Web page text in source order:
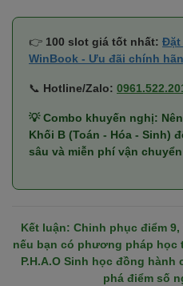
👉 100 slot giá tốt nhất: Đặt
WinBook - Ưu đãi chính
📞 Hotline/Zalo:
💡 Combo khuyến nghị:
Khối B (Toán - Hóa - Sinh)
sâu và miễn phí vận
Kết luận: Chinh phục điểm
nếu bạn có phương pháp học
P.H.A.O Sinh học đồng
phá điểm số